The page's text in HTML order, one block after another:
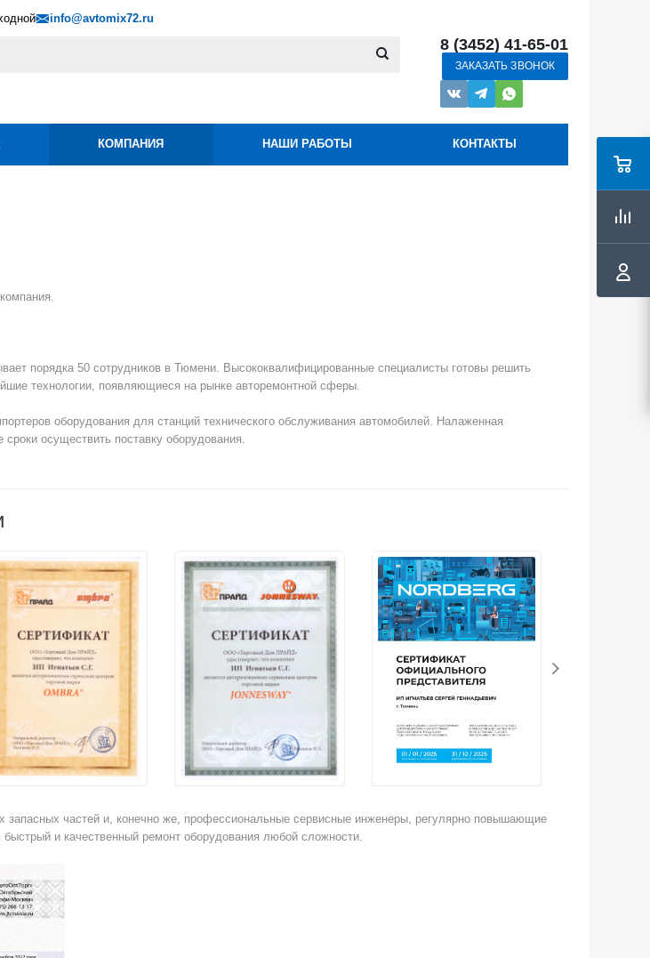
info@avtomix72.ru
8 (3452) 41-65-01
ЗАКАЗАТЬ ЗВОНОК
КОМПАНИЯ НАШИ РАБОТЫ КОНТАКТЫ
порядка 50 сотрудников в Тюмени. Высококвалифицированные специалисты готовы решить
технологии, появляющиеся на рынке авторемонтной сферы.
оборудования для станций технического обслуживания автомобилей. Налаженная
осуществить поставку оборудования.
запасных частей и, конечно же, профессиональные сервисные инженеры, регулярно повышающие
и качественный ремонт оборудования любой сложности.